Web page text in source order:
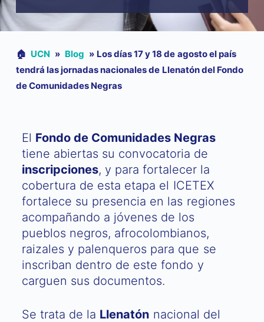
🏠︎ UCN » Blog » Los días 17 y 18 de agosto el país
tendrá las jornadas nacionales de Llenatón del Fondo
de Comunidades Negras
El Fondo de Comunidades Negras
tiene abiertas su convocatoria de
inscripciones, y para fortalecer la
cobertura de esta etapa el ICETEX
fortalece su presencia en las regiones
acompañando a jóvenes de los
pueblos negros, afrocolombianos,
raizales y palenqueros para que se
inscriban dentro de este fondo y
carguen sus documentos.
Se trata de la Llenatón nacional del